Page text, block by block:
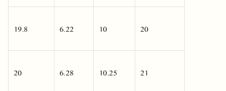
19.8 6.22 10 20
20 6.28 10.25 21